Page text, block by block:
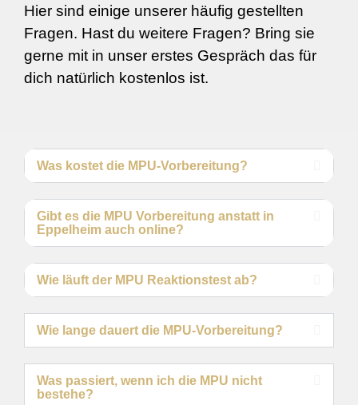
Hier sind einige unserer häufig gestellten
Fragen. Hast du weitere Fragen? Bring sie
gerne mit in unser erstes Gespräch das für
dich natürlich kostenlos ist.
Was kostet die MPU-Vorbereitung?
Gibt es die MPU Vorbereitung anstatt in
Eppelheim auch online?
Wie läuft der MPU Reaktionstest ab?
Wie lange dauert die MPU-Vorbereitung?
Was passiert, wenn ich die MPU nicht
bestehe?